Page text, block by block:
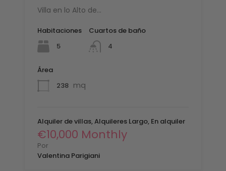
Villa en lo Alto de…
Habitaciones
5
Cuartos de baño
4
Área
238 mq
Alquiler de villas, Alquileres Largo, En alquiler
€10,000 Monthly
Por
Valentina Parigiani